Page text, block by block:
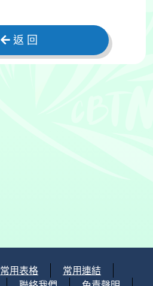
返 回
常用表格
常用連結